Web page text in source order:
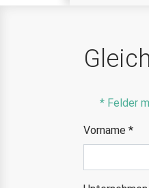
* Felder
Vorname *